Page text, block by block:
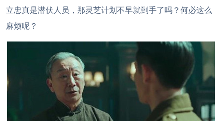
立忠真是潜伏人员，那灵芝计划不早就到手了吗？何必这么
麻烦呢？